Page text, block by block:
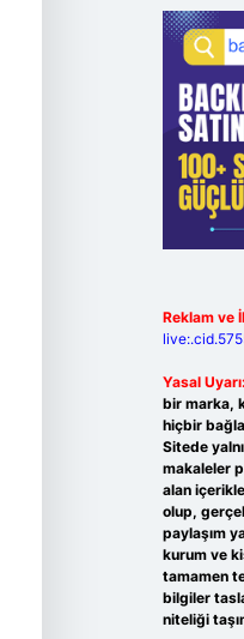
Reklam ve
Yasal Uyarı:
bir marka,
hiçbir
Sitede
makaleler
alan
olup,
paylaşım
kurum ve
tamamen
bilgiler
niteliği